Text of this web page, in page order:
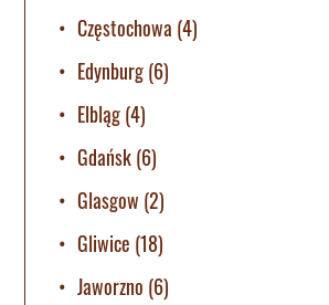
Częstochowa (4)
Edynburg(6)
Elbląg(4)
Gdańsk(6)
Glasgow (2)
Gliwice (18)
Jaworzno (6)